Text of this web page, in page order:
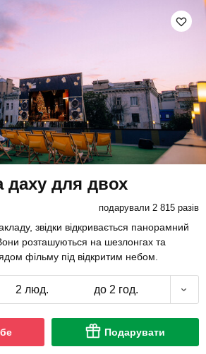
даху для двох
подарували 2 815 разів
звідки відкривається панорамний
розташуються на шезлонгах та
фільму під відкритим небом.
2 люд. до 2 год.
Подарувати